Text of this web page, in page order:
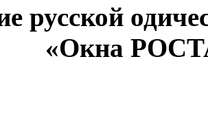
русской
«Окна